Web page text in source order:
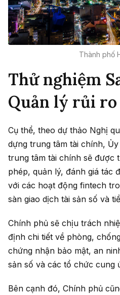
Thành phố
Thử nghiệm
Quản lý rủi ro
Cụ thể, theo dự thảo Nghị
dựng trung tâm tài chính,
trung tâm tài chính sẽ được
phép, quản lý, đánh giá tác
với các hoạt động fintech
sàn giao dịch tài sản số và
Chính phủ sẽ chịu trách
định chi tiết về phòng,
chứng nhận bảo mật, an
sản số và các tổ chức cung
Bên cạnh đó, Chính phủ